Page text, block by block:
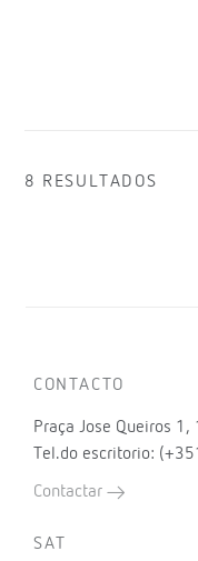
8 RESULTADOS
CONTACTO
Praça Jose Queiros
Tel.do escritorio:
Contactar
SAT